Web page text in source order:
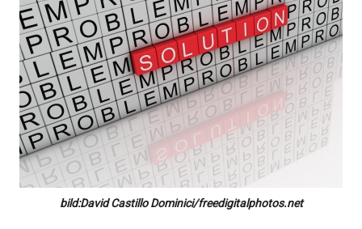
bild:David Castillo Dominici/freedigitalphotos.net